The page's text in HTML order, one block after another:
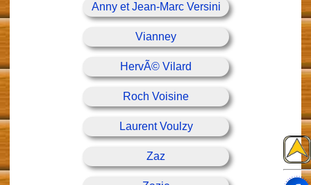
Anny et Jean-Marc Versini
Vianney
HervÃ© Vilard
Roch Voisine
Laurent Voulzy
Zaz